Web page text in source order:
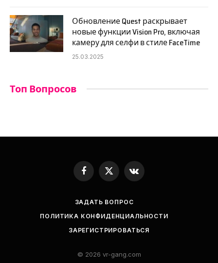
Обновление Quest раскрывает
новые функции Vision Pro, включая
камеру для селфи в стиле FaceTime
25.03.2025
Топ Вопросов
Facebook
X
(Twitter)
VKontakte
ЗАДАТЬ ВОПРОС
ПОЛИТИКА КОНФИДЕНЦИАЛЬНОСТИ
ЗАРЕГИСТРИРОВАТЬСЯ
© 2026 vr-gang.com